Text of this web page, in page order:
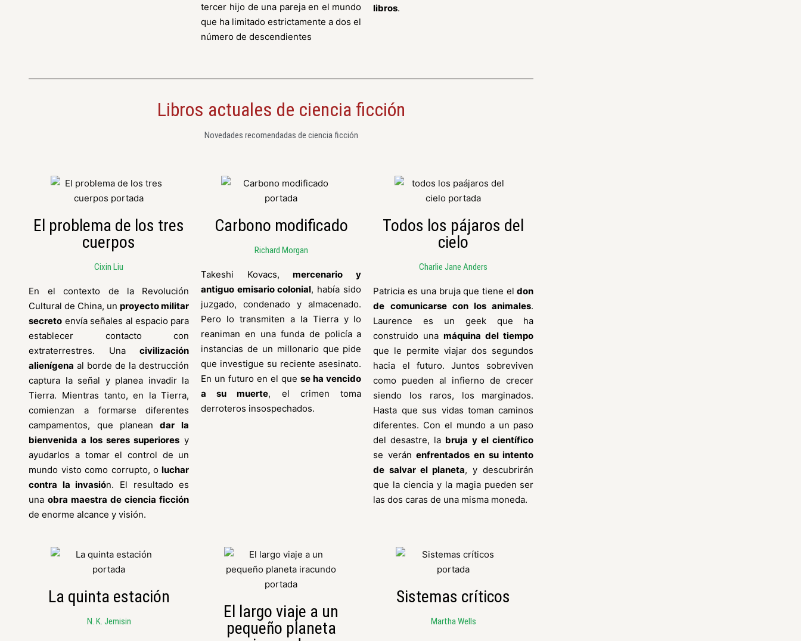
tercer hijo de una pareja en el mundo
que ha limitado estrictamente a dos el
número de descendientes
libros.
Libros actuales de ciencia ficción
Novedades recomendadas de ciencia ficción
El problema de los tres
cuerpos
Cixin Liu
En el contexto de la Revolución
Cultural de China, un proyecto militar
secreto envía señales al espacio para
establecer contacto con
extraterrestres. Unacivilización
alienígena al borde de la destrucción
captura la señal y planea invadir la
Tierra. Mientras tanto, en la Tierra,
comienzan a formarse diferentes
campamentos, que planeandar la
bienvenida a los seres superiores y
ayudarlos a tomar el control de un
mundo visto como corrupto, oluchar
contra la invasión. El resultado es
unaobra maestra de ciencia ficción
de enorme alcance y visión.
Carbono modificado
Richard Morgan
Takeshi Kovacs,mercenario y
antiguo emisario colonial, había sido
juzgado, condenado y almacenado.
Pero lo transmiten a la Tierra y lo
reaniman en una funda de policía a
instancias de un millonario que pide
que investigue su reciente asesinato.
En un futuro en el quese ha vencido
a su muerte, el crimen toma
derroteros insospechados.
Todos los pájaros del
cielo
Charlie Jane Anders
Patricia es una bruja que tiene eldon
de comunicarse con los animales.
Laurence es un geek que ha
construido unamáquina del tiempo
que le permite viajar dos segundos
hacia el futuro. Juntos sobreviven
como pueden al infierno de crecer
siendo los raros, los marginados.
Hasta que sus vidas toman caminos
diferentes. Con el mundo a un paso
del desastre, la bruja y el científico
se veránenfrentados en su intento
de salvar el planeta, y descubrirán
que la ciencia y la magia pueden ser
las dos caras de una misma moneda.
La quinta estación
N. K. Jemisin
El largo viaje a un
pequeño planeta
Sistemas críticos
Martha Wells